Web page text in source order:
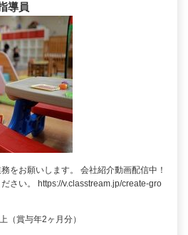
導員
をお願いします。 会社紹介動画配信中！
さい。 https://v.classtream.jp/create-gro
（賞与年2ヶ月分）